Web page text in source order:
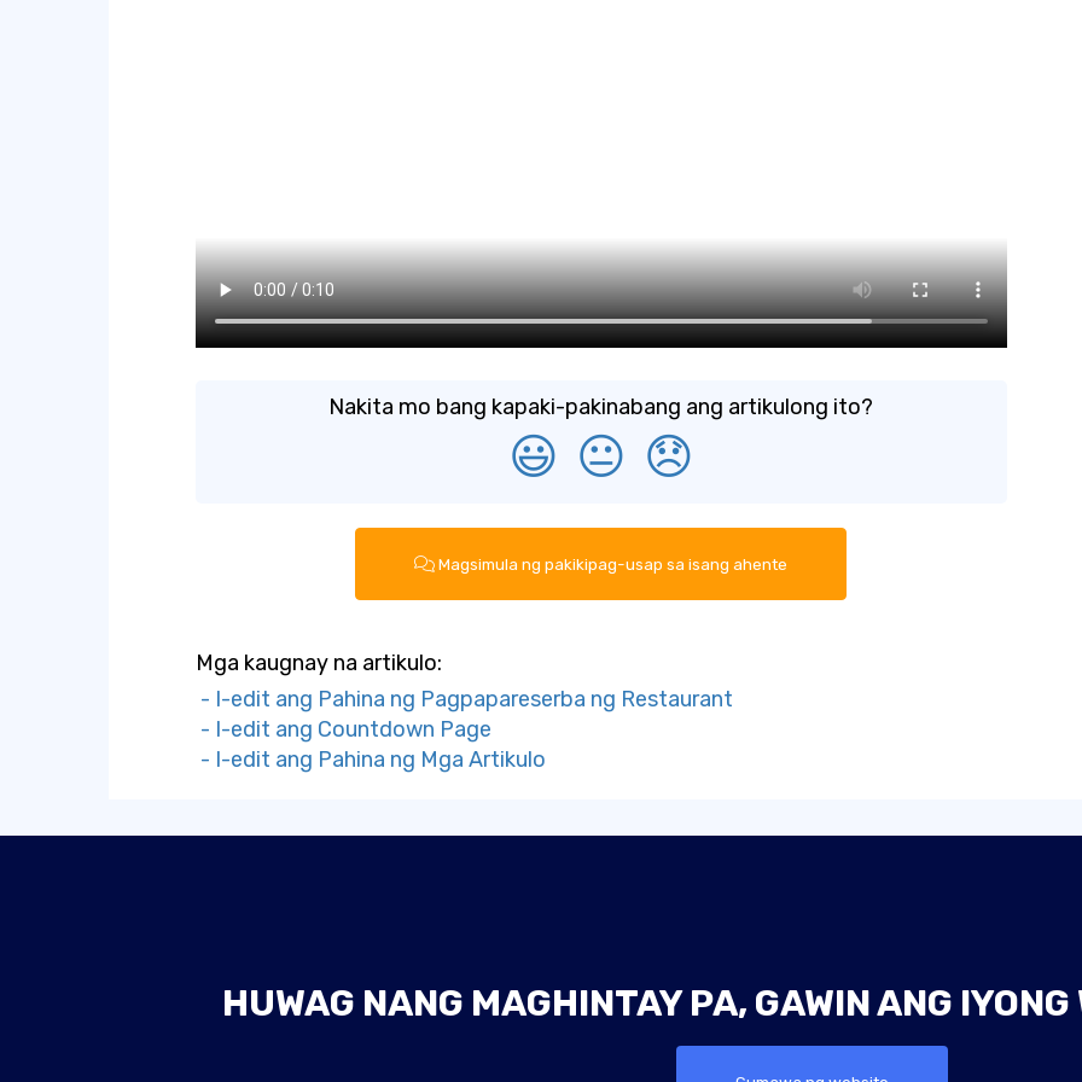
Nakita mo bang kapaki-pakinabang ang artikulong ito?
😃 😐 😞
Magsimula ng pakikipag-usap sa isang ahente
Mga kaugnay na artikulo:
- I-edit ang Pahina ng Pagpapareserba ng Restaurant
- I-edit ang Countdown Page
- I-edit ang Pahina ng Mga Artikulo
HUWAG NANG MAGHINTAY PA, GAWIN ANG